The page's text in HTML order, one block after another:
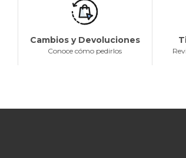
Cambios y Devoluciones
Conoce cómo pedirlos